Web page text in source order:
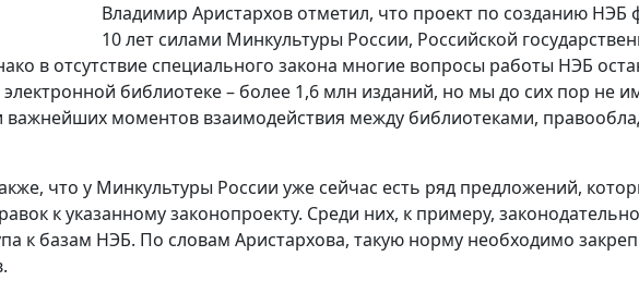
Владимир Аристархов отметил, что проект по созданию НЭБ
10 лет силами Минкультуры России, Российской
в отсутствие специального закона многие вопросы работы НЭБ
библиотеке – более 1,6 млн изданий, но мы до сих пор не
важнейших моментов взаимодействия между библиотеками,
что у Минкультуры России уже сейчас есть ряд предложений,
к указанному законопроекту. Среди них, к примеру,
к базам НЭБ. По словам Аристархова, такую норму необходимо